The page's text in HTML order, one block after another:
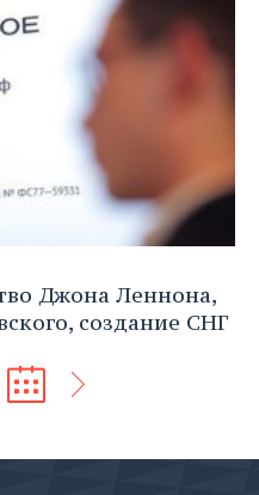
Джона Леннона,
создание СНГ